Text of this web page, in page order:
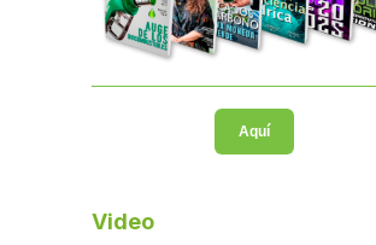
Aquí
Video